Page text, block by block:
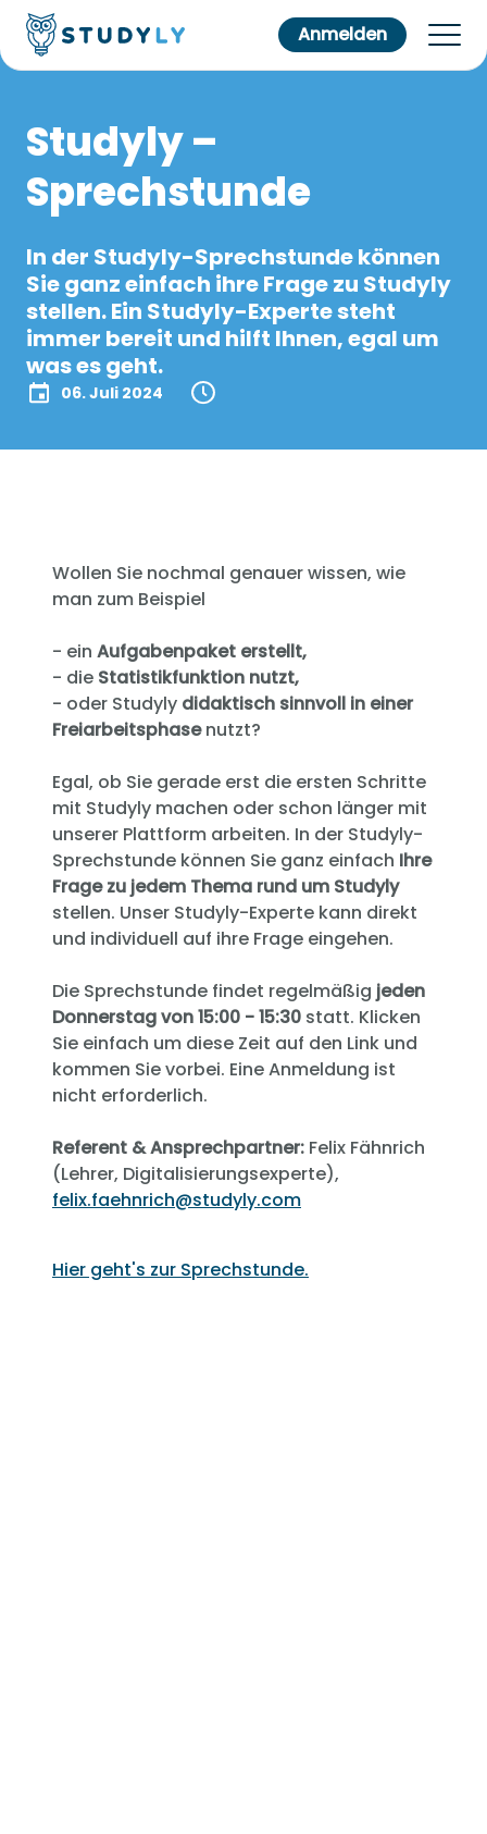
Anmelden
Studyly –
Sprechstunde
In der Studyly-Sprechstunde können
Sie ganz einfach ihre Frage zu Studyly
stellen. Ein Studyly-Experte steht
immer bereit und hilft Ihnen, egal um
was es geht.
06. Juli 2024
Wollen Sie nochmal genauer wissen, wie
man zum Beispiel
- ein Aufgabenpaket erstellt,
- die Statistikfunktion nutzt,
- oder Studyly didaktisch sinnvoll in einer
Freiarbeitsphasenutzt?
Egal, ob Sie gerade erst die ersten Schritte
mit Studyly machen oder schon länger mit
unserer Plattform arbeiten. In der Studyly-
Sprechstunde können Sie ganz einfach Ihre
Frage zu jedem Thema rund um Studyly
stellen. Unser Studyly-Experte kann direkt
und individuell auf ihre Frage eingehen.
Die Sprechstunde findet regelmäßig jeden
Donnerstag von 15:00 - 15:30 statt. Klicken
Sie einfach um diese Zeit auf den Link und
kommen Sie vorbei. Eine Anmeldung ist
nicht erforderlich.
Referent & Ansprechpartner: Felix Fähnrich
(Lehrer, Digitalisierungsexperte),
felix.faehnrich@studyly.com
Hier geht's zur Sprechstunde.